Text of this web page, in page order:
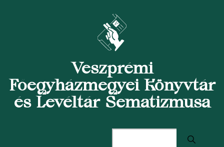
Veszprémi
Főegyházmegyei Könyvtár
és Levéltár Sematizmusa